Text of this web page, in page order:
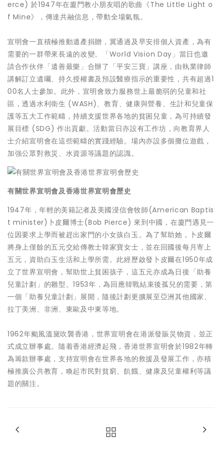
erce) 於1947年在廈門教小朋友唱的歌曲《The Little Light o
f Mine》，傳達共融信息，帶動全場氣氛。
宣明會一直積極推動遺產捐贈，冀通過及早安排個人資產，為有
需要的一群帶來長遠的改變。「World Vision Day」當日也邀
請合作伙伴「遺善最樂」合辦了「平安三寶」講座，由執業律師
講解訂立遺囑、持久授權書及預設醫療指示的重要性，共有超過1
00名人士參加。此外，宣明會致力服務世上最脆弱的兒童和社
區，透過水利衛生 (WASH)、教育、健康與營養、生計和兒童保
護等五大工作範疇，持續支援世界各地的貧困兒童，為可持續發
展目標 (SDG) 作出貢獻。活動當日亦設有工作坊，向教育界人
士介紹宣明會在這些範疇的實踐經驗。場內亦設多個攤位遊戲，
加強公眾對救災、水資源等議題的認識。
有關世界宣明會及香港世界宣明會歷史
1947年，年輕的美籍記者及美國浸信會牧師(American Baptis
t minister)卜皮爾博士(Bob Pierce) 來到中國，在廈門遇見一
位因要求上學而被趕出家門的小女孩白玉。為了幫助她，卜皮爾
將身上僅餘的五元交給傳教士韓家寶女士，並在回國後每月寄上
五元，資助白玉生活和上學所需。此經歷啟發卜皮爾在1950年成
立了世界宣明會，幫助世上貧困孩子，這五元亦成為日後「助養
兒童計劃」的雛型。1953年，為回應韓戰結束後孤兒的需要，第
一個「助養兒童計劃」展開，隨後計劃更擴展至亞洲其他國家、
拉丁美洲、非洲、東歐及中東等地。
1962年颱風溫黛吹襲香港，世界宣明會在港派發賑災物資，並正
式成立辦事處。隨着香港經濟起飛，香港世界宣明會於1982年轉
為籌款辦事處，支持宣明會在世界各地的救援及發展工作，亦積
極推廣公共教育，喚起市民對貧窮、飢餓、健康及兒童權利等議
題的關注。